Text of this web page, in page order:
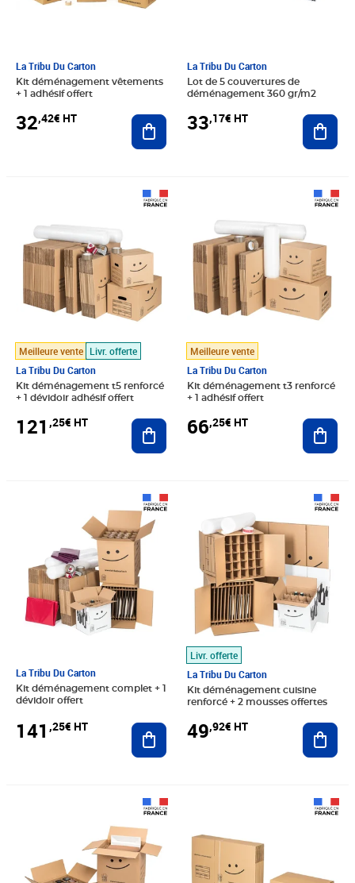
La Tribu Du Carton
Kit déménagement vêtements
+ 1 adhésif offert
32,42€ HT Ajouter au panier
La Tribu Du Carton
Lot de 5 couvertures de
déménagement 360 gr/m2
33,17€ HT
Meilleure vente Livr. offerte
La Tribu Du Carton
Kit déménagement t5 renforcé
+ 1 dévidoir adhésif offert
121 ,25€ HT Ajouter au panier
Meilleure vente
La Tribu Du Carton
Kit déménagement t3 renforcé
+ 1 adhésif offert
66,25€ HT
La Tribu Du Carton
Kit déménagement complet + 1
dévidoir offert
141 ,25€ HT Ajouter au panier
Livr. offerte
La Tribu Du Carton
Kit déménagement cuisine
renforcé + 2 mousses offertes
49,92€ HT